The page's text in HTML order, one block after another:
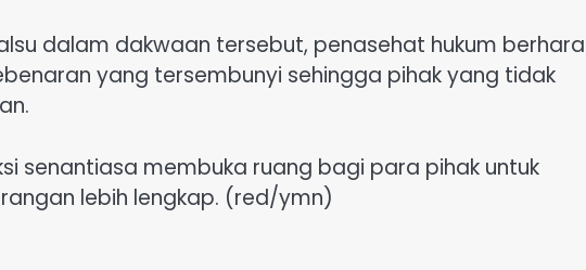
dalam dakwaan tersebut, penasehat hukum
yang tersembunyi sehingga pihak yang tidak
senantiasa membuka ruang bagi para pihak untuk
lebih lengkap. (red/ymn)